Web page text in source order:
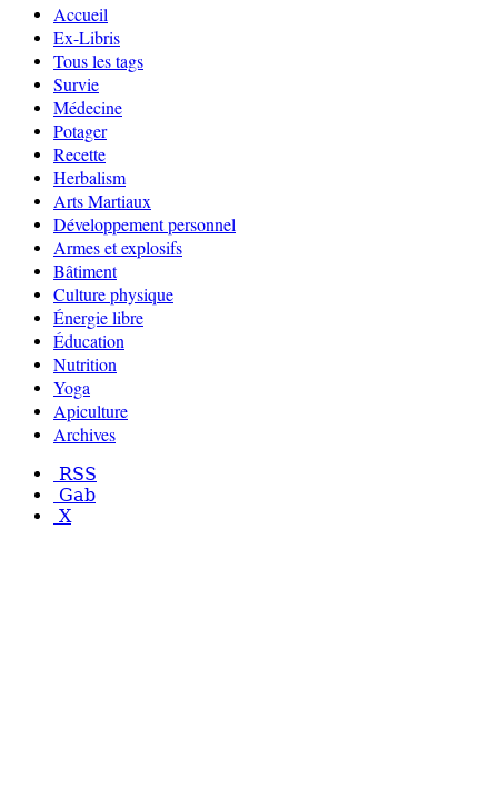
Accueil
Ex-Libris
Tous les tags
Survie
Médecine
Potager
Recette
Herbalism
Arts Martiaux
Développement personnel
Armes et explosifs
Bâtiment
Culture physique
Énergie libre
Éducation
Nutrition
Yoga
Apiculture
Archives
RSS
Gab
X